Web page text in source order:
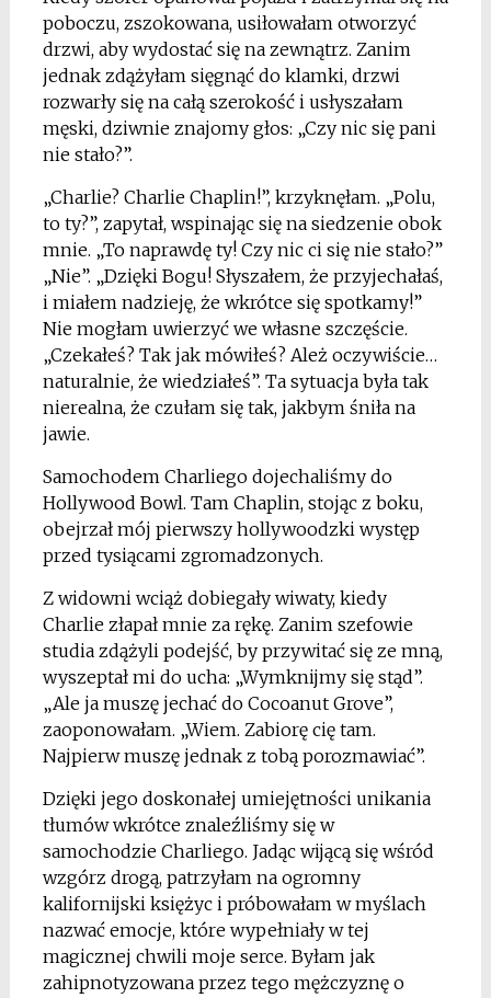
poboczu, zszokowana, usiłowałam otworzyć
drzwi, aby wydostać się na zewnątrz. Zanim
jednak zdążyłam sięgnąć do klamki, drzwi
rozwarły się na całą szerokość i usłyszałam
męski, dziwnie znajomy głos: „Czy nic się pani
nie stało?”.
„Charlie? Charlie Chaplin!”, krzyknęłam. „Polu,
to ty?”, zapytał, wspinając się na siedzenie obok
mnie. „To naprawdę ty! Czy nic ci się nie stało?”
„Nie”. „Dzięki Bogu! Słyszałem, że przyjechałaś,
i miałem nadzieję, że wkrótce się spotkamy!”
Nie mogłam uwierzyć we własne szczęście.
„Czekałeś? Tak jak mówiłeś? Ależ oczywiście…
naturalnie, że wiedziałeś”. Ta sytuacja była tak
nierealna, że czułam się tak, jakbym śniła na
jawie.
Samochodem Charliego dojechaliśmy do
Hollywood Bowl. Tam Chaplin, stojąc z boku,
obejrzał mój pierwszy hollywoodzki występ
przed tysiącami zgromadzonych.
Z widowni wciąż dobiegały wiwaty, kiedy
Charlie złapał mnie za rękę. Zanim szefowie
studia zdążyli podejść, by przywitać się ze mną,
wyszeptał mi do ucha: „Wymknijmy się stąd”.
„Ale ja muszę jechać do Cocoanut Grove”,
zaoponowałam. „Wiem. Zabiorę cię tam.
Najpierw muszę jednak z tobą porozmawiać”.
Dzięki jego doskonałej umiejętności unikania
tłumów wkrótce znaleźliśmy się w
samochodzie Charliego. Jadąc wijącą się wśród
wzgórz drogą, patrzyłam na ogromny
kalifornijski księżyc i próbowałam w myślach
nazwać emocje, które wypełniały w tej
magicznej chwili moje serce. Byłam jak
zahipnotyzowana przez tego mężczyznę o